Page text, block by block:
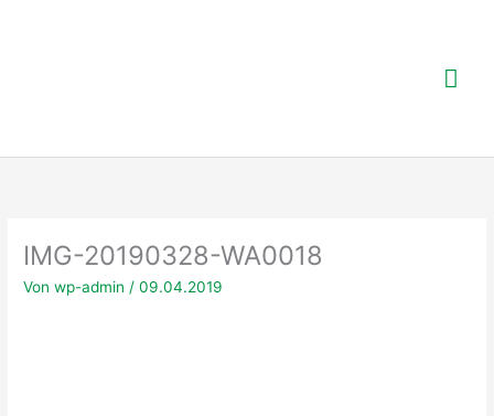
IMG-20190328-WA0018
Vonwp-admin /09.04.2019